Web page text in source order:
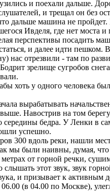
и поехали дальше.
и трещал он без
дальше машина не
Ивделя, где нет моста
перспективы посадить
и далее идти
отрезвили - там по
зрелище сугробов
у одного человека
вырабатывать
Навострив на том
бедра. У Ленки в
успешно.
300 вдоль реки, нашли
мы были наивны, думая,
от горной речки,
этот звук, звук
и призывает к активным
(в 04.00 по Москве),